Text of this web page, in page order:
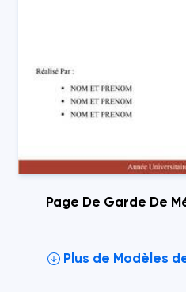
Page De Garde De
Plus de Modèles